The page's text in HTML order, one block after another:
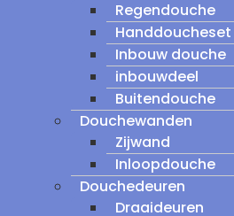
Regendouche
Handdoucheset
Inbouw douche
inbouwdeel
Buitendouche
Douchewanden
Zijwand
Inloopdouche
Douchedeuren
Draaideuren